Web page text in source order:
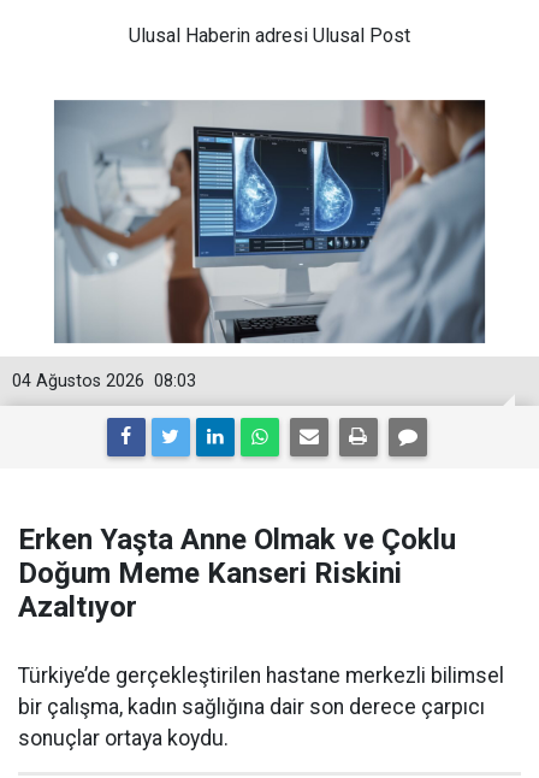
Ulusal Haberin adresi Ulusal Post
08:03
04 Ağustos 2026
Erken Yaşta Anne Olmak ve Çoklu
Doğum Meme Kanseri Riskini
Azaltıyor
Türkiye’de gerçekleştirilen hastane merkezli bilimsel
bir çalışma, kadın sağlığına dair son derece çarpıcı
sonuçlar ortaya koydu.